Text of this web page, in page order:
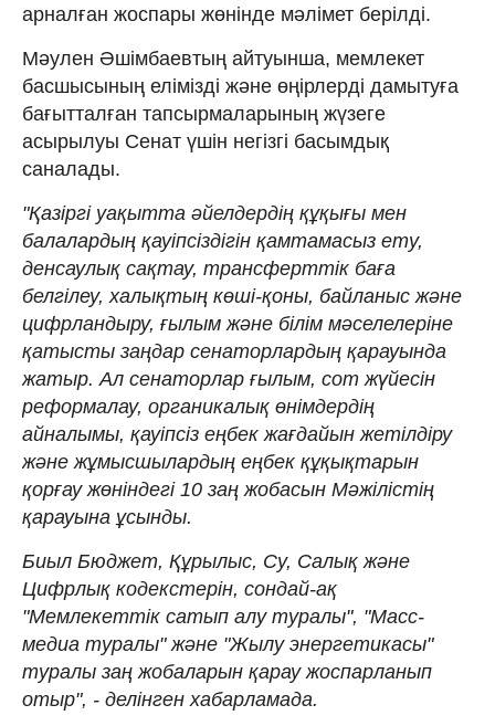
арналған жоспары жөнінде мәлімет берілді.
Мәулен Әшімбаевтың айтуынша, мемлекет
басшысының елімізді және өңірлерді дамытуға
бағытталған тапсырмаларының жүзеге
асырылуы Сенат үшін негізгі басымдық
саналады.
"Қазіргі уақытта әйелдердің құқығы мен
балалардың қауіпсіздігін қамтамасыз ету,
денсаулық сақтау, трансферттік баға
белгілеу, халықтың көші-қоны, байланыс және
цифрландыру, ғылым және білім мәселелеріне
қатысты заңдар сенаторлардың қарауында
жатыр. Ал сенаторлар ғылым, сот жүйесін
реформалау, органикалық өнімдердің
айналымы, қауіпсіз еңбек жағдайын жетілдіру
және жұмысшылардың еңбек құқықтарын
қорғау жөніндегі 10 заң жобасын Мәжілістің
қарауына ұсынды.
Биыл Бюджет, Құрылыс, Су, Салық және
Цифрлық кодекстерін, сондай-ақ
"Мемлекеттік сатып алу туралы", "Масс-
медиа туралы" және "Жылу энергетикасы"
туралы заң жобаларын қарау жоспарланып
отыр", - делінген хабарламада.